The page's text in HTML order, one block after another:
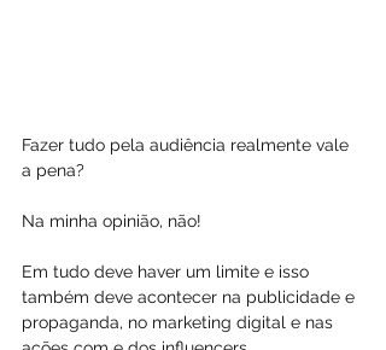
Fazer tudo pela audiência realmente vale
a pena?
Na minha opinião, não!
Em tudo deve haver um limite e isso
também deve acontecer na publicidade e
propaganda, no marketing digital e nas